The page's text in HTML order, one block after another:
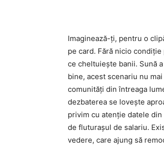
Imaginează-ți, pentru o
pe card. Fără nicio
ce cheltuiește banii. Sună
bine, acest scenariu nu
comunități din întreaga
dezbaterea se lovește
privim cu atenție datele
de fluturașul de salariu.
vedere, care ajung să